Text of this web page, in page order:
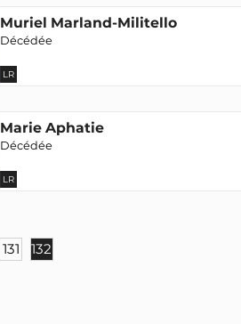
Muriel Marland-Militello
Décédée
LR
Marie Aphatie
Décédée
LR
131 132